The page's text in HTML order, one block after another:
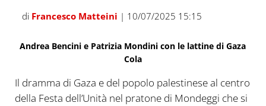
di Francesco Matteini | 10/07/2025 15:15
Andrea Bencini e Patrizia Mondini con le lattine di Gaza
Cola
Il dramma di Gaza e del popolo palestinese al centro
della Festa dell’Unità nel pratone di Mondeggi che si